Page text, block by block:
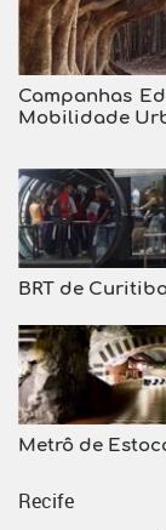
Campanhas
Mobilidade
BRT de
Metrô de
Recife